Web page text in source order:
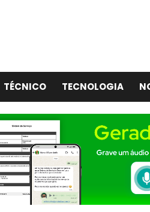
TÉCNICO TECNOLOGIA